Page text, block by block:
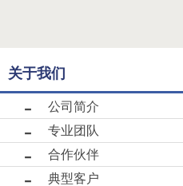
关于我们
公司简介
专业团队
合作伙伴
典型客户